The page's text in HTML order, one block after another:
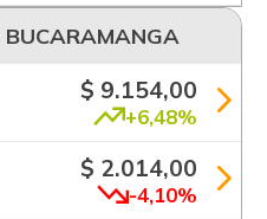
BUCARAMANGA
$ 9.154,00
+6,48%
$ 2.014,00
-4,10%